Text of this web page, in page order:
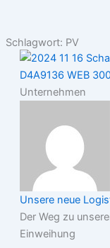
Schlagwort: PV
Unternehmen
Unsere neue
Der Weg zu
Einweihung